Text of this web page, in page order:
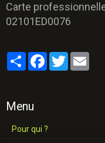
Carte
02101ED0076
PartagerFacebook
Twitter
Menu
Pour qui ?